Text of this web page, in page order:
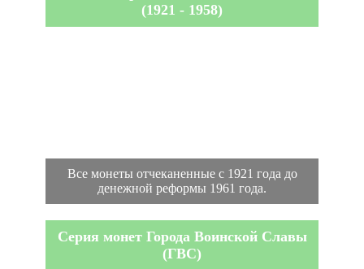
(1921 - 1958)
Все монеты отчеканенные с 1921 года до
денежной реформы 1961 года.
Серия монет Города Воинской Славы
(ГВС)